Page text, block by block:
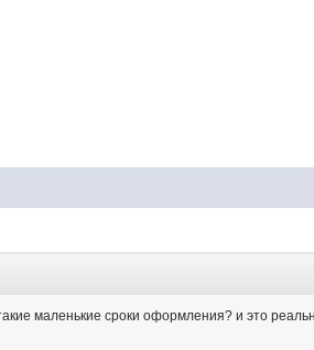
маленькие сроки оформления? и это